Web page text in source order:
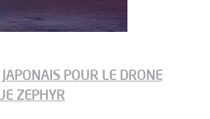
POUR LE DRONE
ZEPHYR